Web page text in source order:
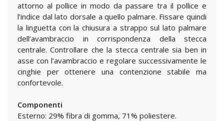
attorno al pollice in modo da passare tra il pollice e
l’indice dal lato dorsale a quello palmare. Fissare quindi
la linguetta con la chiusura a strappo sul lato palmare
dell’avambraccio in corrispondenza della stecca
centrale. Controllare che la stecca centrale sia ben in
asse con l’avambraccio e regolare successivamente le
cinghie per ottenere una contenzione stabile ma
confortevole.
Componenti
Esterno: 29% fibra di gomma, 71% poliestere.